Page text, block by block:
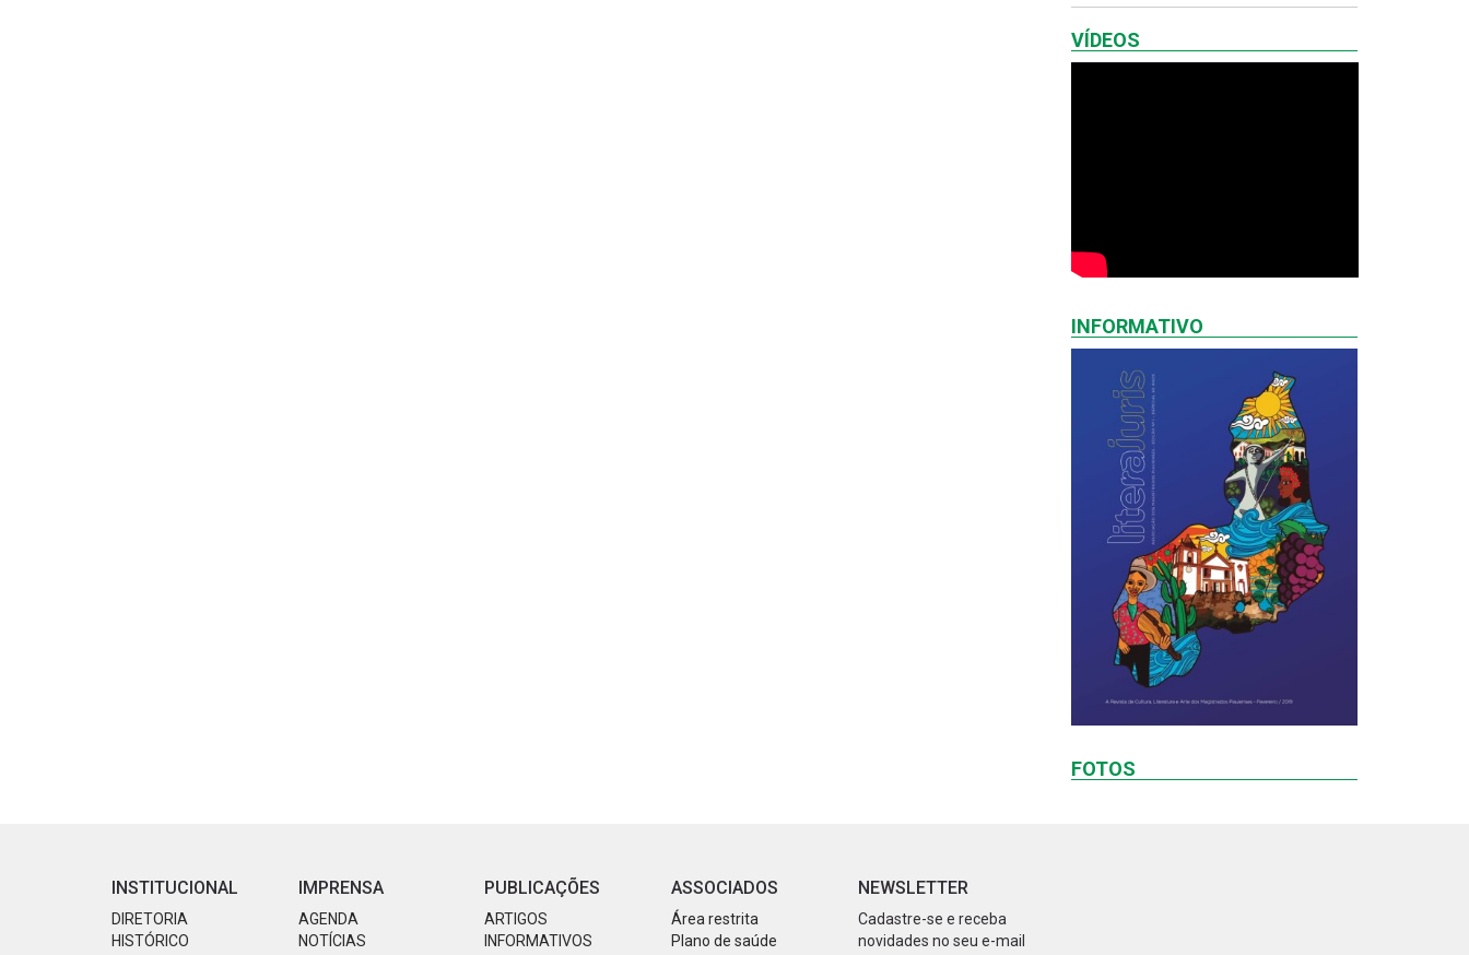
VÍDEOS
INFORMATIVO
FOTOS
INSTITUCIONAL
DIRETORIA
HISTÓRICO
IMPRENSA
AGENDA
NOTÍCIAS
PUBLICAÇÕES
ARTIGOS
INFORMATIVOS
ASSOCIADOS
Área restrita
Plano de saúde
NEWSLETTER
Cadastre-se e receba
novidades no seu e-mail